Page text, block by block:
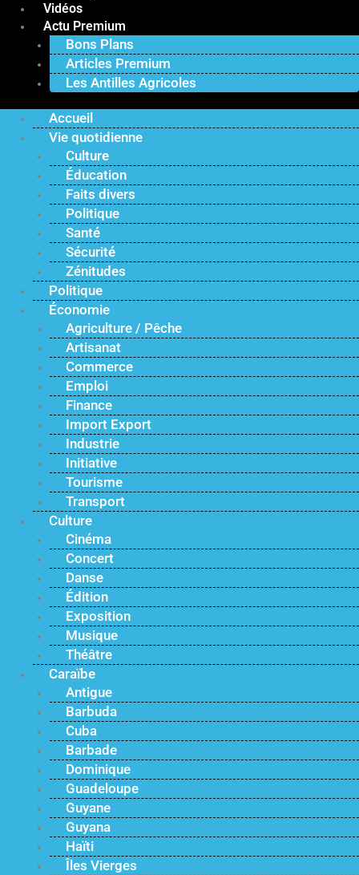
Vidéos
Actu Premium
Bons Plans
Articles Premium
Les Antilles Agricoles
Accueil
Vie quotidienne
Culture
Éducation
Faits divers
Politique
Santé
Sécurité
Zénitudes
Politique
Économie
Agriculture / Pêche
Artisanat
Commerce
Emploi
Finance
Import Export
Industrie
Initiative
Tourisme
Transport
Culture
Cinéma
Concert
Danse
Édition
Exposition
Musique
Théâtre
Caraïbe
Antigue
Barbuda
Cuba
Barbade
Dominique
Guadeloupe
Guyane
Guyana
Haïti
Îles Vierges